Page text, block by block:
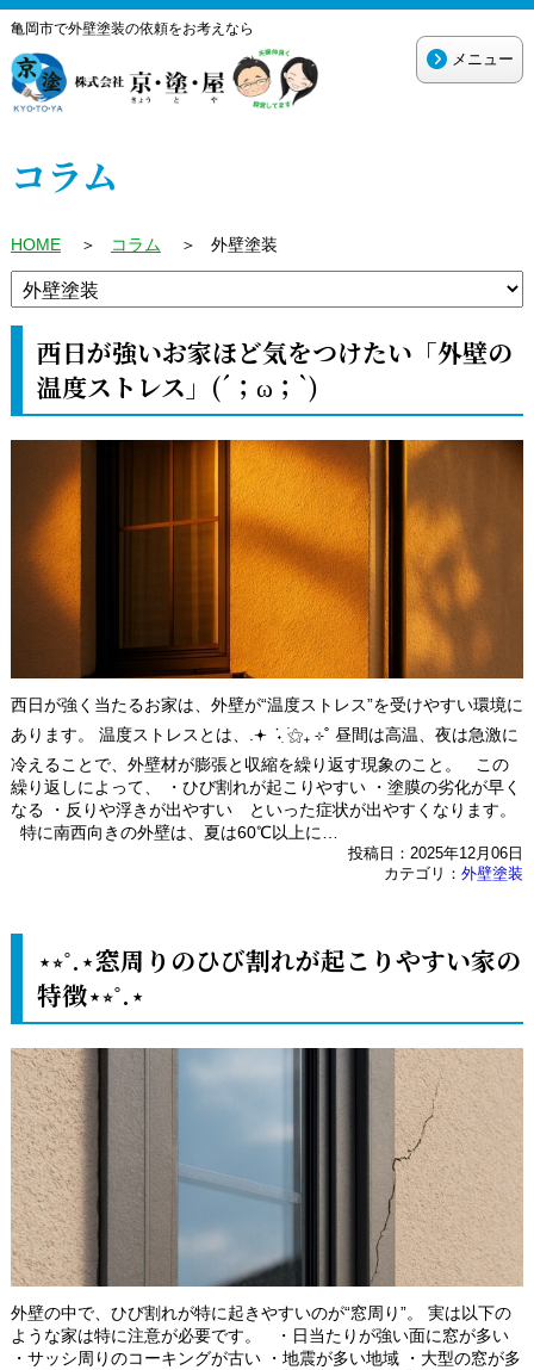
亀岡市で外壁塗装の依頼をお考えなら
メニュー
コラム
HOME＞ コラム ＞ 外壁塗装
西日が強いお家ほど気をつけたい「外壁の
温度ストレス」(´；ω；`)
西日が強く当たるお家は、外壁が“温度ストレス”を受けやすい環境に
あります。 温度ストレスとは、.𖥔 ݁ ˖ִ ࣪⚝₊ ⊹˚ 昼間は高温、夜は急激に
冷えることで、外壁材が膨張と収縮を繰り返す現象のこと。 この
繰り返しによって、 ・ひび割れが起こりやすい ・塗膜の劣化が早く
なる ・反りや浮きが出やすい といった症状が出やすくなります。
特に南西向きの外壁は、夏は60℃以上に…
投稿日：2025年12月06日
カテゴリ：外壁塗装
⋆⭒˚.⋆窓周りのひび割れが起こりやすい家の
特徴⋆⭒˚.⋆
外壁の中で、ひび割れが特に起きやすいのが“窓周り”。 実は以下の
ような家は特に注意が必要です。 ・日当たりが強い面に窓が多い
・サッシ周りのコーキングが古い ・地震が多い地域 ・大型の窓が多